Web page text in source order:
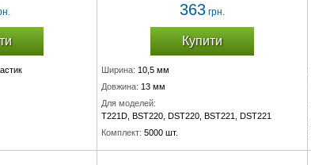
363 грн.
Купити
Ширина: 10,5 мм
Довжина: 13 мм
Для моделей:
T221D, BST220, DST220, BST221, DST221
Комплект: 5000 шт.